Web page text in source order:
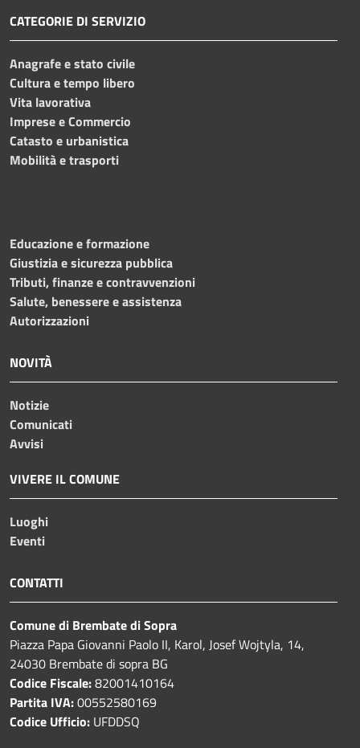
CATEGORIE DI SERVIZIO
Anagrafe e stato civile
Cultura e tempo libero
Vita lavorativa
Imprese e Commercio
Catasto e urbanistica
Mobilità e trasporti
Educazione e formazione
Giustizia e sicurezza pubblica
Tributi, finanze e contravvenzioni
Salute, benessere e assistenza
Autorizzazioni
NOVITÀ
Notizie
Comunicati
Avvisi
VIVERE IL COMUNE
Luoghi
Eventi
CONTATTI
Comune di Brembate di Sopra
Piazza Papa Giovanni Paolo II, Karol, Josef Wojtyla, 14,
24030 Brembate di sopra BG
Codice Fiscale:82001410164
Partita IVA:00552580169
Codice Ufficio: UFDDSQ